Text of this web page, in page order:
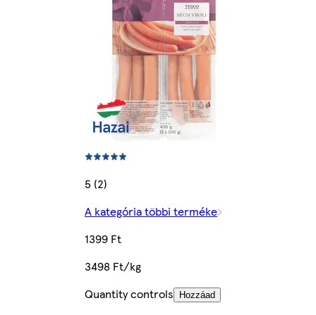
5 (2)
A kategória többi terméke
1399 Ft
3498 Ft/kg
Quantity controls
Hozzáad